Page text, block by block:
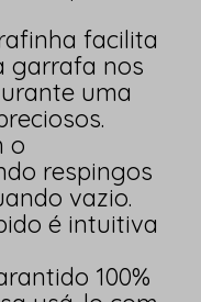
facilita
garrafa nos
uma
o
respingos
vazio.
é intuitiva
100%